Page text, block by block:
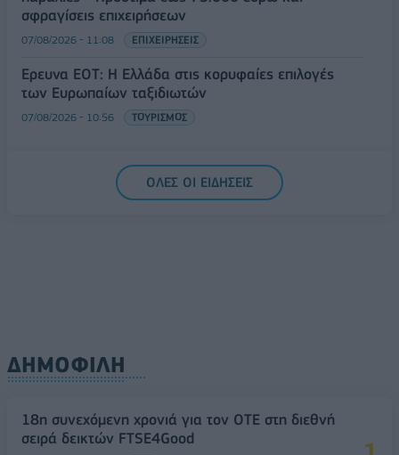
σφραγίσεις επιχειρήσεων
07/08/2026 - 11:08 ΕΠΙΧΕΙΡΗΣΕΙΣ
Έρευνα ΕΟΤ: Η Ελλάδα στις κορυφαίες επιλογές
των Ευρωπαίων ταξιδιωτών
07/08/2026 - 10:56 ΤΟΥΡΙΣΜΟΣ
ΟΛΕΣ ΟΙ ΕΙΔΗΣΕΙΣ
ΔΗΜΟΦΙΛΗ
18η συνεχόμενη χρονιά για τον ΟΤΕ στη διεθνή
σειρά δεικτών FTSE4Good